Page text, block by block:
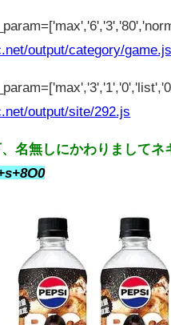
output/category/game.js
output/site/292.js
、名無しにかわりましてネ